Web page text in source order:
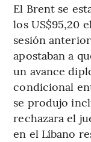
El Brent se
los US$95,20
sesión
apostaban a
un avance
condicional
se produjo
rechazara el
en el Líbano